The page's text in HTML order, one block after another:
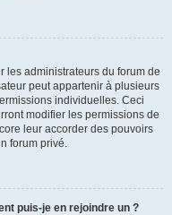
les administrateurs du forum de
peut appartenir à plusieurs
individuelles. Ceci
modifier les permissions de
leur accorder des pouvoirs
forum privé.
puis-je en rejoindre un ?